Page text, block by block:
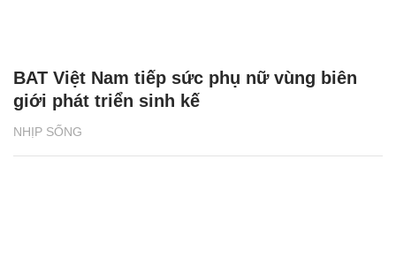
NHỊP SỐNG
BAT Việt Nam tiếp sức phụ nữ vùng biên
giới phát triển sinh kế